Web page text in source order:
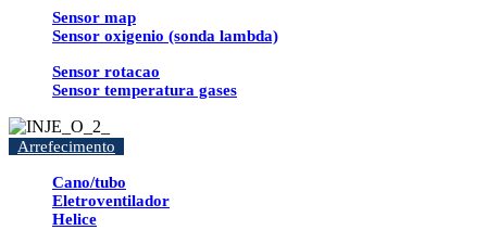
Sensor map
Sensor oxigenio (sonda lambda)
Sensor rotacao
Sensor temperatura gases
Arrefecimento
Cano/tubo
Eletroventilador
Helice